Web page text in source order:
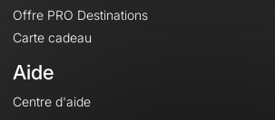
Offre PRO Destinations
Carte cadeau
Aide
Centre d'aide